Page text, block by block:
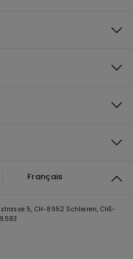
Français
5, CH-8952 Schlieren, CHE-